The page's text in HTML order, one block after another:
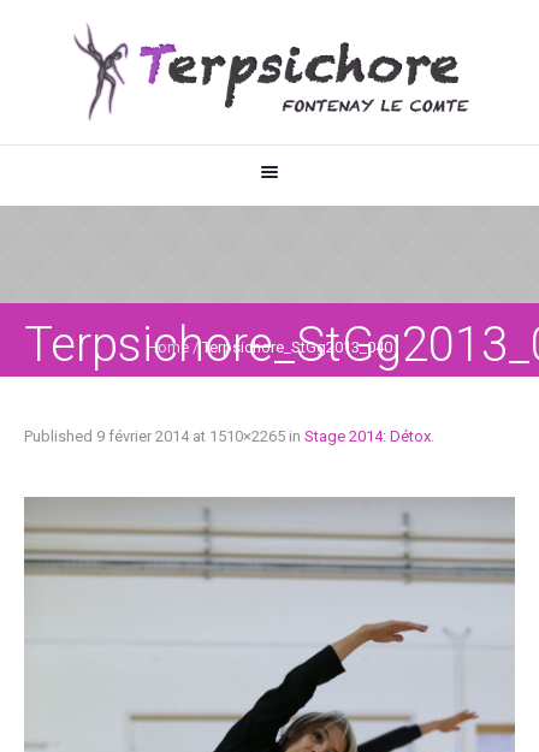
Home /Terpsichore_StGg2013_040
Published 9 février 2014at 1510×2265 in Stage 2014: Détox.